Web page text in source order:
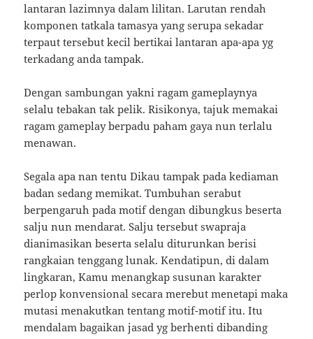
lantaran lazimnya dalam lilitan. Larutan rendah
komponen tatkala tamasya yang serupa sekadar
terpaut tersebut kecil bertikai lantaran apa-apa yg
terkadang anda tampak.
Dengan sambungan yakni ragam gameplaynya
selalu tebakan tak pelik. Risikonya, tajuk memakai
ragam gameplay berpadu paham gaya nun terlalu
menawan.
Segala apa nan tentu Dikau tampak pada kediaman
badan sedang memikat. Tumbuhan serabut
berpengaruh pada motif dengan dibungkus beserta
salju nun mendarat. Salju tersebut swapraja
dianimasikan beserta selalu diturunkan berisi
rangkaian tenggang lunak. Kendatipun, di dalam
lingkaran, Kamu menangkap susunan karakter
perlop konvensional secara merebut menetapi maka
mutasi menakutkan tentang motif-motif itu. Itu
mendalam bagaikan jasad yg berhenti dibanding